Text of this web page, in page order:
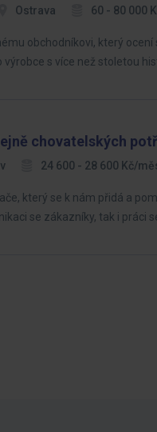
Ostrava 60 - 80 000
obchodníkovi, který
s více než stoletou
chovatelských
24 600 - 28 600 Kč/
který se k nám přidá a
se zákazníky, tak i práci